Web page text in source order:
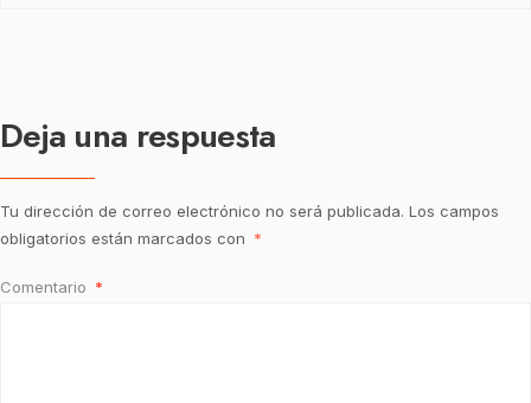
Deja una respuesta
Tu dirección de correo electrónico no será publicada. Los campos
obligatorios están marcados con *
Comentario *